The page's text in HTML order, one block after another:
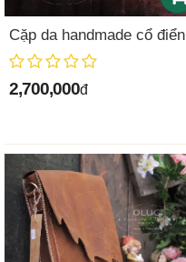
Cặp da handmade cổ điển
2,700,000đ